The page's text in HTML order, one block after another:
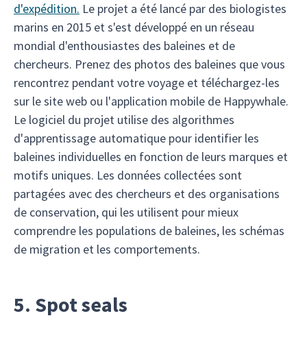
d'expédition. Le projet a été lancé par des biologistes
marins en 2015 et s'est développé en un réseau
mondial d'enthousiastes des baleines et de
chercheurs. Prenez des photos des baleines que vous
rencontrez pendant votre voyage et téléchargez-les
sur le site web ou l'application mobile de Happywhale.
Le logiciel du projet utilise des algorithmes
d'apprentissage automatique pour identifier les
baleines individuelles en fonction de leurs marques et
motifs uniques. Les données collectées sont
partagées avec des chercheurs et des organisations
de conservation, qui les utilisent pour mieux
comprendre les populations de baleines, les schémas
de migration et les comportements.
5. Spot seals